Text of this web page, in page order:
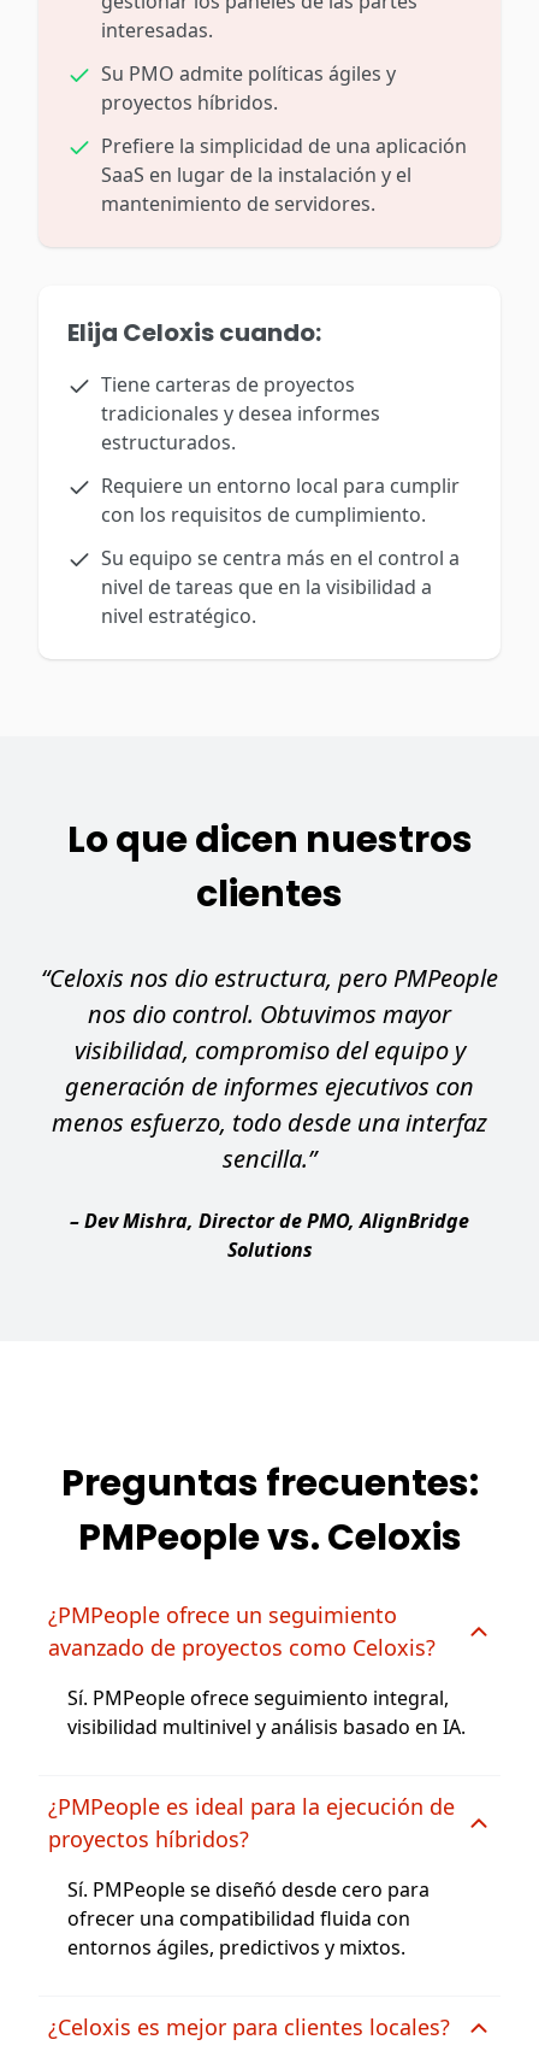
interesadas.
Su PMO admite políticas ágiles y
proyectos híbridos.
Prefiere la simplicidad de una aplicación
SaaS en lugar de la instalación y el
mantenimiento de servidores.
Elija Celoxis cuando:
Tiene carteras de proyectos
tradicionales y desea informes
estructurados.
Requiere un entorno local para cumplir
con los requisitos de cumplimiento.
Su equipo se centra más en el control a
nivel de tareas que en la visibilidad a
nivel estratégico.
Lo que dicen nuestros
clientes
“Celoxis nos dio estructura, pero PMPeople
nos dio control. Obtuvimos mayor
visibilidad, compromiso del equipo y
generación de informes ejecutivos con
menos esfuerzo, todo desde una interfaz
sencilla.”
– Dev Mishra, Director de PMO, AlignBridge
Solutions
Preguntas frecuentes:
PMPeople vs. Celoxis
¿PMPeople ofrece un seguimiento
avanzado de proyectos como Celoxis?
Sí. PMPeople ofrece seguimiento integral,
visibilidad multinivel y análisis basado en IA.
¿PMPeople es ideal para la ejecución de
proyectos híbridos?
Sí. PMPeople se diseñó desde cero para
ofrecer una compatibilidad fluida con
entornos ágiles, predictivos y mixtos.
¿Celoxis es mejor para clientes locales?